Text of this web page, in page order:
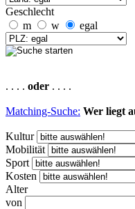
Geschlecht
m
w egal
. . . . oder . . . .
Matching-Suche: Wer liegt
Kultur
Mobilität
Sport
Kosten
Alter
von